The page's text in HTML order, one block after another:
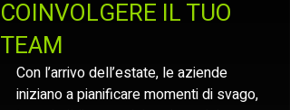
COINVOLGERE IL TUO
TEAM
Con l’arrivo dell’estate, le aziende
iniziano a pianificare momenti di svago,